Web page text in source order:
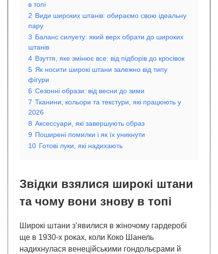
в топі
2 Види широких штанів: обираємо свою ідеальну
пару
3 Баланс силуету: який верх обрати до широких
штанів
4 Взуття, яке змінює все: від підборів до кросівок
5 Як носити широкі штани залежно від типу
фігури
6 Сезонні образи: від весни до зими
7 Тканини, кольори та текстури, які працюють у
2026
8 Аксессуари, які завершують образ
9 Поширені помилки і як їх уникнути
10 Готові луки, які надихають
Звідки взялися широкі штани
та чому вони знову в топі
Широкі штани з’явилися в жіночому гардеробі
ще в 1930-х роках, коли Коко Шанель
надихнулася венеційськими гондольєрами й